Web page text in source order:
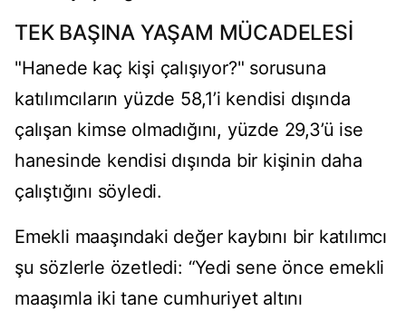
TEK BAŞINA YAŞAM MÜCADELESİ
"Hanede kaç kişi çalışıyor?" sorusuna
katılımcıların yüzde 58,1’i kendisi dışında
çalışan kimse olmadığını, yüzde 29,3’ü ise
hanesinde kendisi dışında bir kişinin daha
çalıştığını söyledi.
Emekli maaşındaki değer kaybını bir katılımcı
şu sözlerle özetledi: “Yedi sene önce emekli
maaşımla iki tane cumhuriyet altını